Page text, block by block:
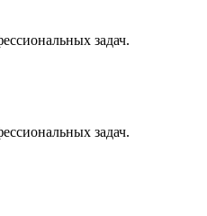
задач.
задач.